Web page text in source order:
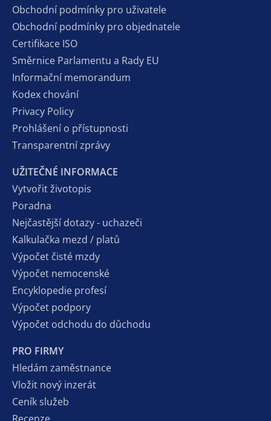
Obchodní podmínky pro uživatele
Obchodní podmínky pro objednatele
Certifikace ISO
Směrnice Parlamentu a Rady EU
Informační memorandum
Kodex chování
Privacy Policy
Prohlášení o přístupnosti
Transparentní zprávy
UŽITEČNÉ INFORMACE
Vytvořit životopis
Poradna
Nejčastější dotazy - uchazeči
Kalkulačka mezd / platů
Výpočet čisté mzdy
Výpočet nemocenské
Encyklopedie profesí
Výpočet podpory
Výpočet odchodu do důchodu
PRO FIRMY
Hledám zaměstnance
Vložit nový inzerát
Ceník služeb